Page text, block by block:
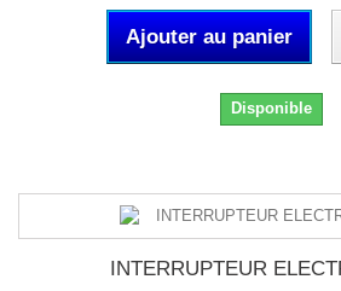
Ajouter au panier
Disponible
INTERRUPTEUR